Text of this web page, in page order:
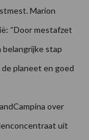
Marion
“Door mestafzet
stap
planeet en goed
over
uit